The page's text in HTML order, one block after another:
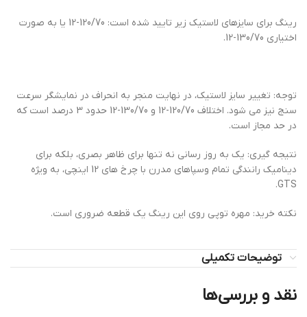
رینگ برای سایزهای لاستیک زیر تایید شده است: 120/70-12 یا به صورت
اختیاری 130/70-12.
توجه: تغییر سایز لاستیک، در نهایت منجر به انحراف در نمایشگر سرعت
سنج نیز می شود. اختلاف 120/70-12 و 130/70-12 حدود 3 درصد است که
در حد مجاز است.
نتیجه گیری: یک به روز رسانی نه تنها برای ظاهر بصری، بلکه برای
دینامیک رانندگی تمام وسپاهای مدرن با چرخ های 12 اینچی، به ویژه
GTS.
نکته خرید: مهره توپی روی این رینگ یک قطعه ضروری است.
توضیحات تکمیلی
نقد و بررسی‌ها